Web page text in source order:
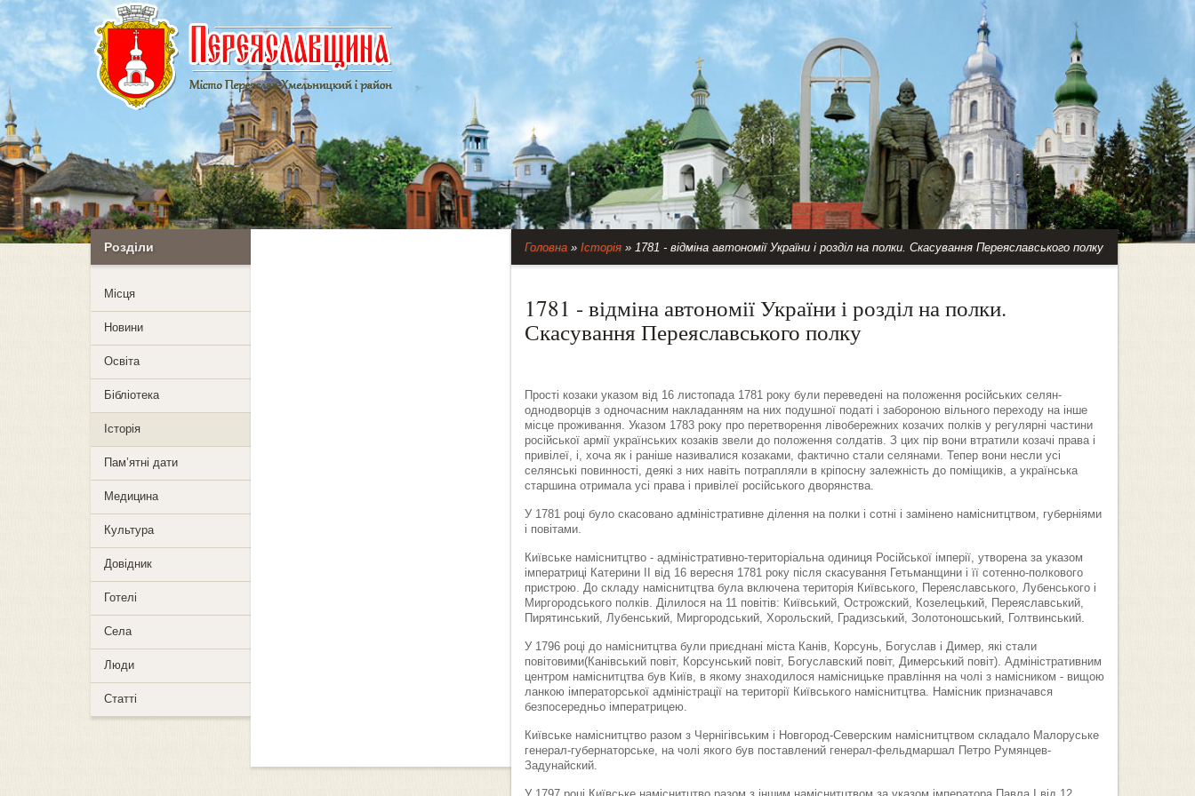
Розділи
Mісця
Новини
Освіта
Бібліотека
Історія
Пам’ятні дати
Медицина
Культура
Довідник
Готелі
Села
Люди
Статті
Головна» Історія» 1781 - відміна автономії України і розділ на полки. Скасування Переяславського полку
1781 - відміна автономії України і розділ на полки.
Скасування Переяславського полку
Прості козаки указом від 16 листопада 1781 року були переведені на положення російських селян-
однодворців з одночасним накладанням на них подушної податі і забороною вільного переходу на інше
місце проживання. Указом 1783 року про перетворення лівобережних козачих полків у регулярні частини
російської армії українських козаків звели до положення солдатів. З цих пір вони втратили козачі права і
привілеї, і, хоча як і раніше називалися козаками, фактично стали селянами. Тепер вони несли усі
селянські повинності, деякі з них навіть потрапляли в кріпосну залежність до поміщиків, а українська
старшина отримала усі права і привілеї російського дворянства.
У 1781 році було скасовано адміністративне ділення на полки і сотні і замінено наміснитцтвом, губерніями
і повітами.
Київське наміснитцтво - адміністративно-територіальна одиниця Російської імперії, утворена за указом
імператриці Катерини ІІ від 16 вересня 1781 року після скасування Гетьманщини і її сотенно-полкового
пристрою. До складу наміснитцтва була включена територія Київського, Переяславського, Лубенського і
Миргородського полків. Ділилося на 11 повітів: Київський, Острожский, Козелецький, Переяславський,
Пирятинський, Лубенський, Миргородський, Хорольский, Градизcький, Золотоношський, Голтвинський.
У 1796 році до наміснитцтва були приєднані міста Канів, Корсунь, Богуслав і Димер, які стали
повітовими(Канівський повіт, Корсунський повіт, Богуславский повіт, Димерський повіт). Адміністративним
центром наміснитцтва був Київ, в якому знаходилося намісницьке правління на чолі з намісником - вищою
ланкою імператорської адміністрації на території Київського наміснитцтва. Намісник призначався
безпосередньо імператрицею.
Київське наміснитцтво разом з Чернігівським і Новгород-Северским наміснитцтвом складало Малоруське
генерал-губернаторське, на чолі якого був поставлений генерал-фельдмаршал Петро Румянцев-
Задунайский.